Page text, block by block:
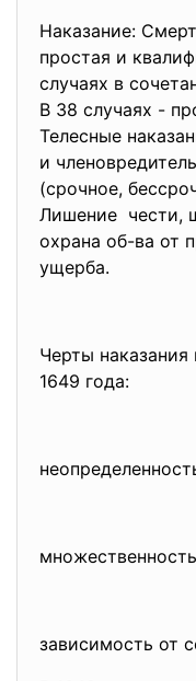
Наказание:
простая и
случаях в
В 38 случаях -
Телесные
и
(срочное,
Лишение чести,
охрана об-ва от
ущерба.
Черты
1649 года:
множественность
зависимость от